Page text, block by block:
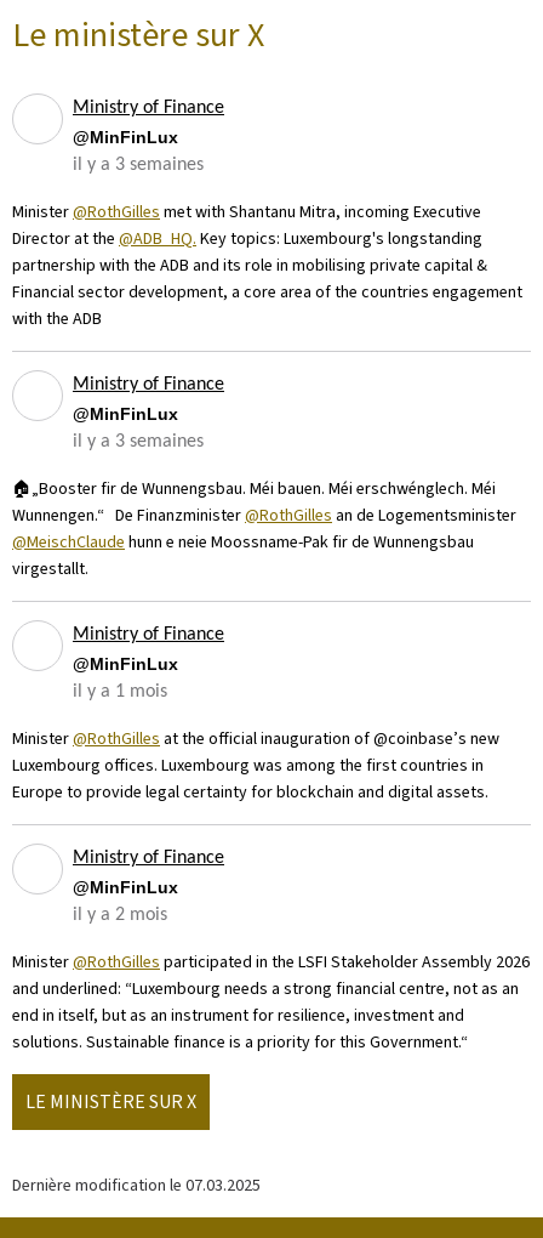
Le ministère sur X
Ministry of Finance
@MinFinLux
il y a 3 semaines
Minister@RothGilles met with Shantanu Mitra, incoming Executive
Director at the @ADB_HQ. Key topics: Luxembourg's longstanding
partnership with the ADB and its role in mobilising private capital &
Financial sector development, a core area of the countries engagement
with the ADB
Ministry of Finance
@MinFinLux
il y a 3 semaines
🏠„Booster fir de Wunnengsbau. Méi bauen. Méi erschwénglech. Méi
Wunnengen.“ De Finanzminister@RothGilles an de Logementsminister
@MeischClaude hunn e neie Moossname-Pak fir de Wunnengsbau
virgestallt.
Ministry of Finance
@MinFinLux
il y a 1 mois
Minister@RothGilles at the official inauguration of @coinbase’s new
Luxembourg offices. Luxembourg was among the first countries in
Europe to provide legal certainty for blockchain and digital assets.
Ministry of Finance
@MinFinLux
il y a 2 mois
Minister@RothGilles participated in the LSFI Stakeholder Assembly 2026
and underlined: “Luxembourg needs a strong financial centre, not as an
end in itself, but as an instrument for resilience, investment and
solutions. Sustainable finance is a priority for this Government.“
LE MINISTÈRE SUR X
Dernière modification le 07.03.2025